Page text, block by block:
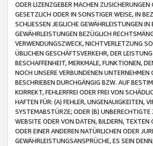
ODER LIZENZGEBER MACHEN
GESETZLICH ODER IN SONSTIGER WEISE, IN
SCHLIESSEN JEGLICHE GEWÄHRLEISTUNGEN
GEWÄHRLEISTUNGEN BEZÜGLICH
VERWENDUNGSZWECK, NICHTVERLETZUNG
ÜBLICHEN GESCHÄFTSVERKEHR, DER
BESCHAFFENHEIT, MERKMALE, FUNKTIONEN,
NOCH UNSERE VERBUNDENEN UNTERNEHMEN
BESCHRIEBEN DURCHGÄNGIG BZW. AUF
KORREKT, FEHLERFREI ODER FREI VON
HAFTEN FÜR: (A) FEHLER, UNGENAUIGKEITEN,
SYSTEMABSTÜRZE; ODER (B)
WEBSITE ODER VON DATEN, BILDERN,
ODER EINER ANDEREN NATÜRLICHEN ODER
GEWÄHRLEISTUNGSANSPRÜCHE, ES SEIN